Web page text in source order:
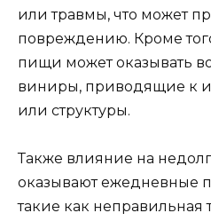
или травмы, что может
повреждению. Кроме
пищи может оказывать
виниры, приводящие к
или структуры.
Также влияние на
оказывают ежедневные
такие как неправильная